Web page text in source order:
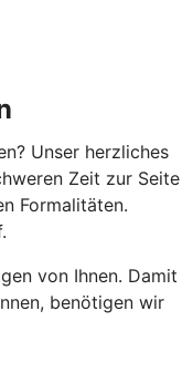
Unser herzliches
Zeit zur Seite
Formalitäten.
von Ihnen. Damit
benötigen wir